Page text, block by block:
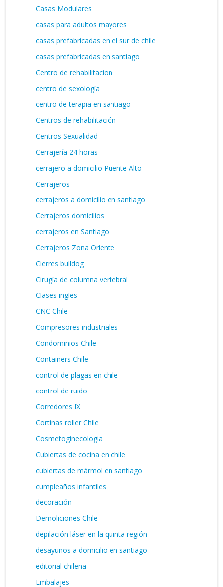
Casas Modulares
casas para adultos mayores
casas prefabricadas en el sur de chile
casas prefabricadas en santiago
Centro de rehabilitacion
centro de sexología
centro de terapia en santiago
Centros de rehabilitación
Centros Sexualidad
Cerrajería 24 horas
cerrajero a domicilio Puente Alto
Cerrajeros
cerrajeros a domicilio en santiago
Cerrajeros domicilios
cerrajeros en Santiago
Cerrajeros Zona Oriente
Cierres bulldog
Cirugía de columna vertebral
Clases ingles
CNC Chile
Compresores industriales
Condominios Chile
Containers Chile
control de plagas en chile
control de ruido
Corredores IX
Cortinas roller Chile
Cosmetoginecologia
Cubiertas de cocina en chile
cubiertas de mármol en santiago
cumpleaños infantiles
decoración
Demoliciones Chile
depilación láser en la quinta región
desayunos a domicilio en santiago
editorial chilena
Embalajes